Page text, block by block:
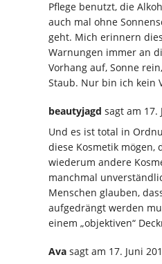
Pflege benutzt, die
auch mal ohne
geht. Mich erinnern
Warnungen immer an
Vorhang auf, Sonne
Staub. Nur bin ich kein
beautyjagd sagt am 17.
Und es ist total in
diese Kosmetik mögen,
wiederum andere
manchmal
Menschen glauben,
aufgedrängt werden
einem „objektiven“
Ava sagt am 17. Juni